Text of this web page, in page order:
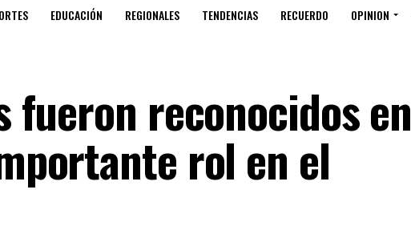
EDUCACIÓN REGIONALES TENDENCIAS RECUERDO OPINION
fueron reconocidos en
rol en el